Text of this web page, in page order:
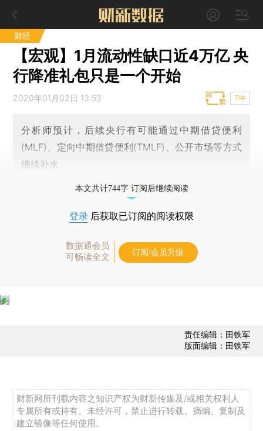
财经
【宏观】1月流动性缺口近4万亿 央
行降准礼包只是一个开始
2020年01月02日 13:53 T中
分析师预计，后续央行有可能通过中期借贷便利
(MLF)、定向中期借贷便利(TMLF)、公开市场等方式
继续补水
本文共计744字 订阅后继续阅读
登录 后获取已订阅的阅读权限
数据通会员
可畅读全文
订阅/会员升级
责任编辑：田铁军
版面编辑：田铁军
财新网所刊载内容之知识产权为财新传媒及/或相关权利人
专属所有或持有。未经许可，禁止进行转载、摘编、复制及
建立镜像等任何使用。